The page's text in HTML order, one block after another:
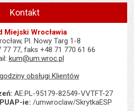
Kontakt
Miejski Wrocławia
Pl. Nowy Targ 1-8
77 77, faks +48 71 770 61 66
kum@um.wroc.pl
obsługi Klientów
AE:PL-95179-82549-VVTFT-27
ie: /umwroclaw/SkrytkaESP